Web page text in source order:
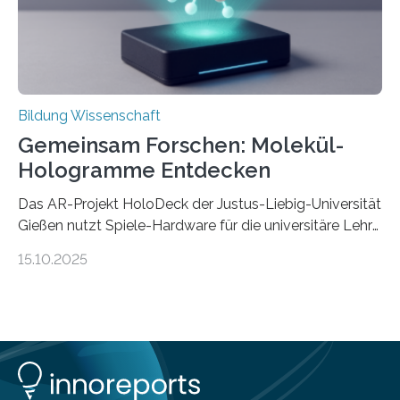
dass Patente…
Bildung Wissenschaft
Gemeinsam Forschen: Molekül-
Hologramme Entdecken
Das AR-Projekt HoloDeck der Justus-Liebig-Universität
Gießen nutzt Spiele-Hardware für die universitäre Lehre
bekannte Augmented-Reality-Technologie (AR) hält
komplexe molekulare Zusammenhänge sichtbar zu
machen. Mehrere Personen können dabei gemeinsam
auf einer speziellen faltbaren Arbeitsoberfläche ein
15.10.2025